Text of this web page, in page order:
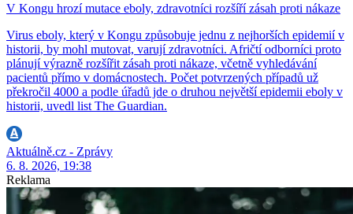
V Kongu hrozí mutace eboly, zdravotníci rozšíří zásah proti nákaze
Virus eboly, který v Kongu způsobuje jednu z nejhorších epidemií v
historii, by mohl mutovat, varují zdravotníci. Afričtí odborníci proto
plánují výrazně rozšířit zásah proti nákaze, včetně vyhledávání
pacientů přímo v domácnostech. Počet potvrzených případů už
překročil 4000 a podle úřadů jde o druhou největší epidemii eboly v
historii, uvedl list The Guardian.
Aktuálně.cz - Zprávy
6. 8. 2026, 19:38
Reklama